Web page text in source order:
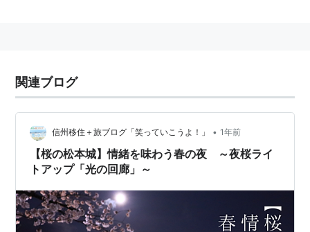
関連ブログ
信州移住＋旅ブログ「笑っていこうよ！」 • 1年前
【桜の松本城】情緒を味わう春の夜 ～夜桜ライ
トアップ「光の回廊」～